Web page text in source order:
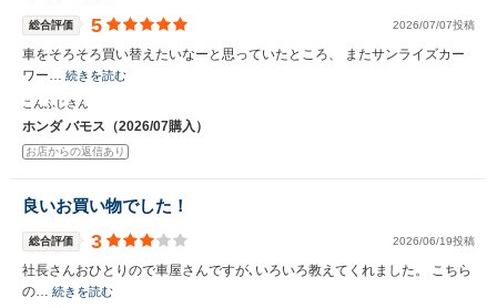
総合評価 5 2026/07/07投稿
車をそろそろ買い替えたいなーと思っていたところ、 またサンライズカー
ワー… 続きを読む
こんふじさん
ホンダ バモス（2026/07購入）
お店からの返信あり
良いお買い物でした！
総合評価 3 2026/06/19投稿
社長さんおひとりので車屋さんですが､いろいろ教えてくれました。 こちら
の… 続きを読む